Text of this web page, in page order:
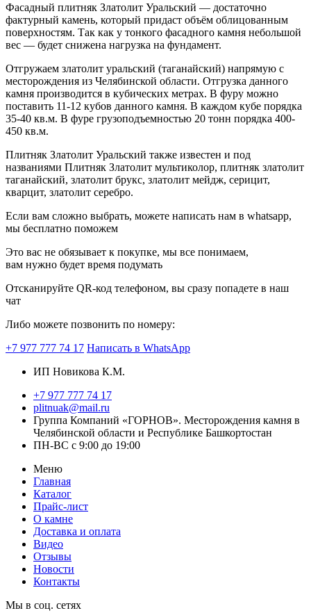
Фасадный плитняк Златолит Уральский — достаточно
фактурный камень, который придаст объём облицованным
поверхностям. Так как у тонкого фасадного камня небольшой
вес — будет снижена нагрузка на фундамент.
Отгружаем златолит уральский (таганайский) напрямую с
месторождения из Челябинской области. Отгрузка данного
камня производится в кубических метрах. В фуру можно
поставить 11-12 кубов данного камня. В каждом кубе порядка
35-40 кв.м. В фуре грузоподъемностью 20 тонн порядка 400-
450 кв.м.
Плитняк Златолит Уральский также известен и под
названиями Плитняк Златолит мультиколор, плитняк златолит
таганайский, златолит брукс, златолит мейдж, серицит,
кварцит, златолит серебро.
Если вам сложно выбрать, можете написать нам в whatsapp,
мы бесплатно поможем
Это вас не обязывает к покупке, мы все понимаем,
вам нужно будет время подумать
Отсканируйте QR-код телефоном, вы сразу попадете в наш
чат
Либо можете позвонить по номеру:
+7 977 777 74 17 Написать в WhatsApp
ИП Новикова К.М.
+7 977 777 74 17
plitnuak@mail.ru
Группа Компаний «ГОРНОВ». Месторождения камня в
Челябинской области и Республике Башкортостан
ПН-ВС с 9:00 до 19:00
Меню
Главная
Каталог
Прайс-лист
О камне
Доставка и оплата
Видео
Отзывы
Новости
Контакты
Мы в соц. сетях